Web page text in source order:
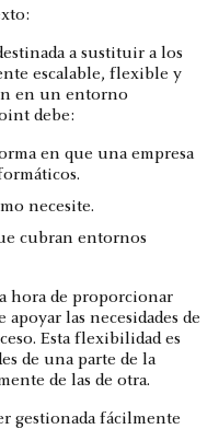
a sustituir a los
escalable, flexible y
en un entorno
debe:
en que una empresa
necesite.
cubran entornos
hora de proporcionar
las necesidades de
Esta flexibilidad es
de una parte de la
de las de otra.
gestionada fácilmente